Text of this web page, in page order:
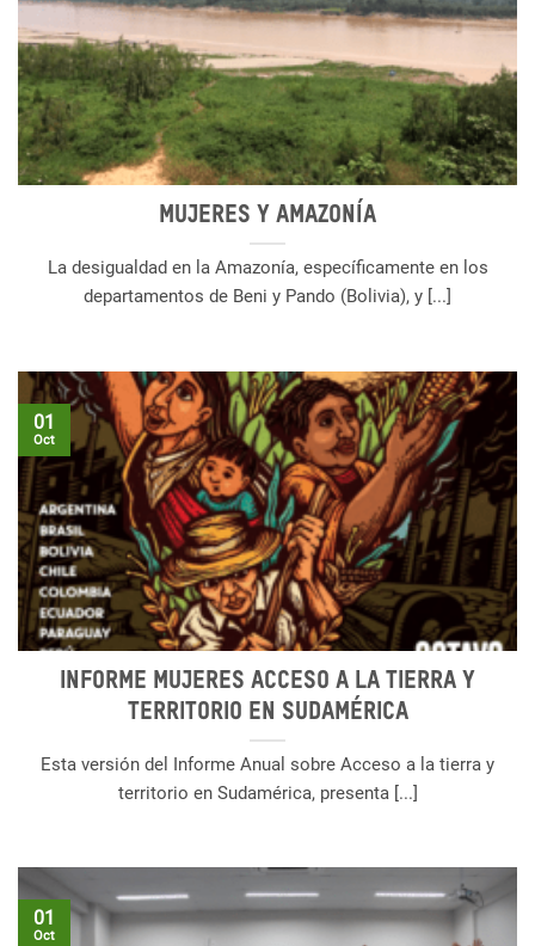
Mujeres y Amazonía
La desigualdad en la Amazonía, específicamente en los
departamentos de Beni y Pando (Bolivia), y [...]
Informe Mujeres Acceso a la tierra y
territorio en Sudamérica
Esta versión del Informe Anual sobre Acceso a la tierra y
territorio en Sudamérica, presenta [...]
01
Oct
01
Oct